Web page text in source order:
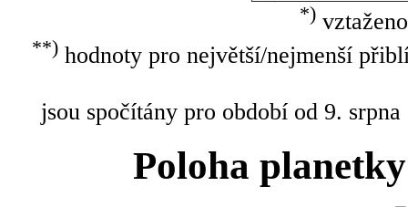
*)
**)hodnoty pro největší/nejmenší
jsou spočítány pro období od 9.
Poloha